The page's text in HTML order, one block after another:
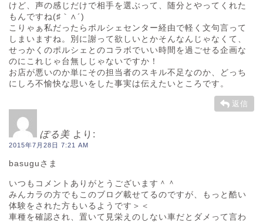
けど、声の感じだけで相手を選ぶって、随分とやってくれた
もんですね(♯｀∧´)
こりゃぁ私だったらポルシェセンター経由で軽く文句言って
しまいますね。別に謝って欲しいとかそんなんじゃなくて、
せっかくのポルシェとのコラボでいい時間を過ごせる企画な
のにこれじゃ台無しじゃないですか！
お店が悪いのか単にその担当者のスキル不足なのか、どっち
にしろ不愉快な思いをした事実は伝えたいところです。
返信
ぽる美 より:
2015年7月28日 7:21 AM
basuguさま
いつもコメントありがとうございます＾＾
みんカラの方でもこのブログ載せてるのですが、もっと酷い
体験をされた方もいるようです＞＜
車種を確認され、置いて見栄えのしない車だとダメって言わ